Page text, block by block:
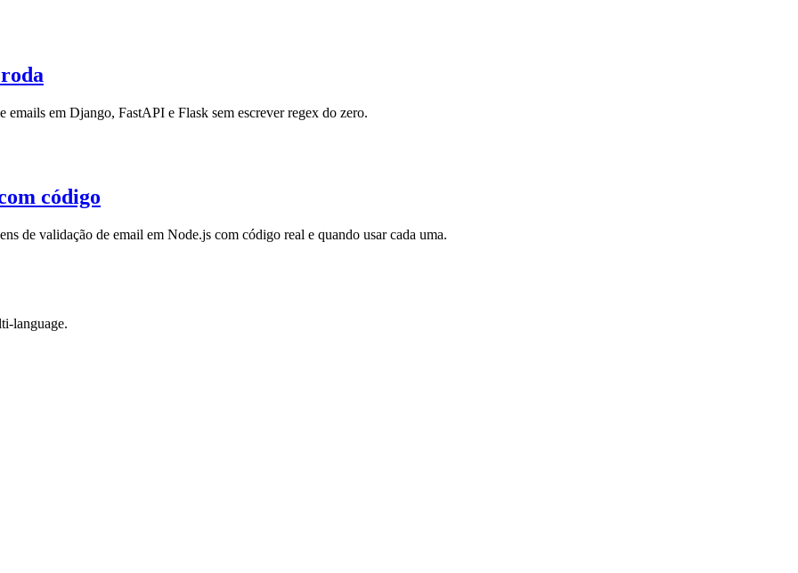
em Django, FastAPI e Flask sem escrever regex do zero.
código
de validação de email em Node.js com código real e quando usar cada uma.
language.